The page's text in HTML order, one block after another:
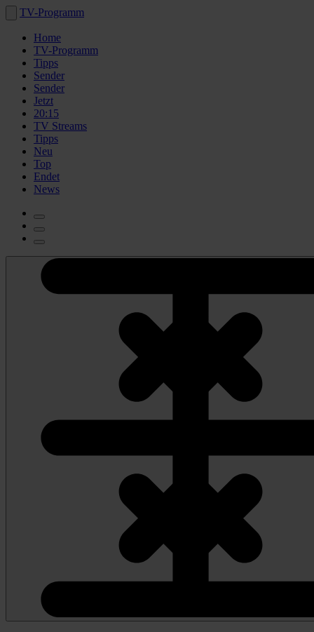
TV-Programm
Home
TV-Programm
Tipps
Sender
Sender
Jetzt
20:15
TV Streams
Tipps
Neu
Top
Endet
News